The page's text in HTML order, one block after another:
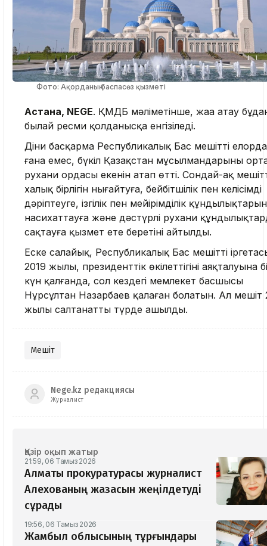
Фото: Ақорданың баспасөз қызметі
Астана, NEGE. ҚМДБ мәліметінше, жаңа атау
былай ресми қолданысқа енгізіледі.
Діни басқарма Республикалық Бас мешіттің
ғана емес, бүкіл Қазақстан мұсылмандарының
рухани ордасы екенін атап өтті. Сондай-ақ
халық бірлігін нығайтуға, бейбітшілік пен келісімді
дәріптеуге, ізгілік пен мейірімділік құндылықтарын
насихаттауға және дәстүрлі рухани
сақтауға қызмет ете беретіні айтылды.
Еске салайық, Республикалық Бас мешіттің
2019 жылы, президенттік өкілеттігінің аяқталуына
күн қалғанда, сол кездегі мемлекет басшысы
Нұрсұлтан Назарбаев қалаған болатын. Ал мешіт
жылы салтанатты түрде ашылды.
Мешіт
Nege.kz редакциясы
Журналист
Қазір оқып жатыр
21:59, 06 Тамыз 2026
Алматы прокуратурасы журналист
Алехованың жазасын жеңілдетуді
сұрады
19:56, 06 Тамыз 2026
Жамбыл облысының тұрғындары